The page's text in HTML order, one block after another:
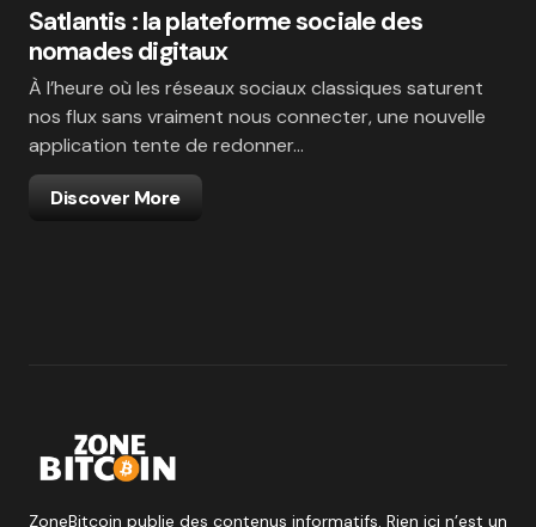
Satlantis : la plateforme sociale des
nomades digitaux
À l’heure où les réseaux sociaux classiques saturent
nos flux sans vraiment nous connecter, une nouvelle
application tente de redonner…
Discover More
ZoneBitcoin publie des contenus informatifs. Rien ici n’est un